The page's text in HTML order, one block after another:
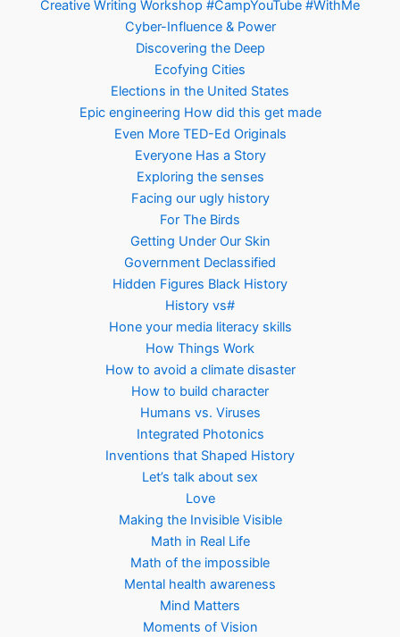
Creative Writing Workshop #CampYouTube #WithMe
Cyber-Influence & Power
Discovering the Deep
Ecofying Cities
Elections in the United States
Epic engineering How did this get made
Even More TED-Ed Originals
Everyone Has a Story
Exploring the senses
Facing our ugly history
For The Birds
Getting Under Our Skin
Government Declassified
Hidden Figures Black History
History vs#
Hone your media literacy skills
How Things Work
How to avoid a climate disaster
How to build character
Humans vs. Viruses
Integrated Photonics
Inventions that Shaped History
Let’s talk about sex
Love
Making the Invisible Visible
Math in Real Life
Math of the impossible
Mental health awareness
Mind Matters
Moments of Vision